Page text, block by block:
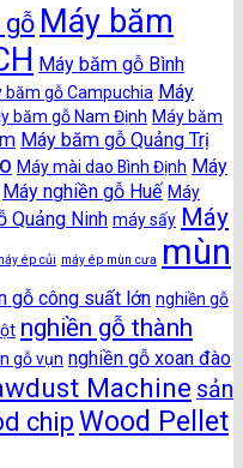
gỗ Máy băm
Máy băm gỗ Bình
băm gỗ Campuchia Máy
băm gỗ Nam Định Máy băm
Máy băm gỗ Quảng Trị
Máy mài dao Bình Định Máy
Máy nghiền gỗ Huế Máy
Quảng Ninh máy sấy Máy
ép củi máy ép mùn cưa mùn
gỗ công suất lớn nghiền gỗ
nghiền gỗ thành
gỗ vụn nghiền gỗ xoan đào
Machine sản
chipWood Pellet